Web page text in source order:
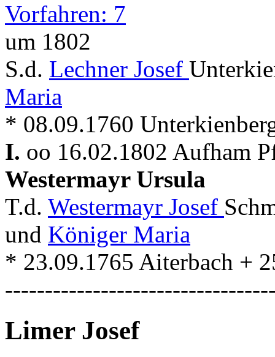
Vorfahren: 7
um 1802
S.d. Lechner Josef
Maria
* 08.09.1760
I. oo 16.02.1802 Aufham
Westermayr Ursula
T.d. Westermayr Josef
und Königer Maria
* 23.09.1765 Aiterbach +
Limer Josef